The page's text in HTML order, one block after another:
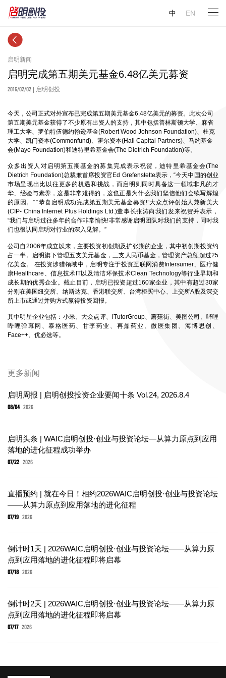
中 EN
启明新闻
启明完成第五期美元基金6.48亿美元募资
2016/02/02 | 启明创投
今天，公司正式对外宣布已完成第五期美元基金6.48亿美元的募资。此次公司
第五期美元基金获得了不少原有出资人的支持，其中包括普林斯顿大学、麻省
理工大学、罗伯特伍德约翰逊基金(Robert Wood Johnson Foundation)、杜克
大学、凯门资本(Commonfund)、霍尔资本(Hall Capital Partners)、马约基金
会(Mayo Foundation)和迪特里希基金会(The Dietrich Foundation)等。
众多出资人对启明第五期基金的募集完成表示祝贺，迪特里希基金会(The
Dietrich Foundation)总裁兼首席投资官Ed Grefenstette表示，“今天中国的创业
市场呈现出比以往更多的机遇和挑战，而启明则同时具备这一领域非凡的才
华、经验与素养，这是非常难得的，这也正是为什么我们坚信他们会续写辉煌
的原因。” “恭喜启明成功完成第五期美元基金募资!”大众点评创始人兼新美大
(CIP- China Internet Plus Holdings Ltd.)董事长张涛向我们发来祝贺并表示，
“我们与启明过往多年的合作非常愉快!非常感谢启明团队对我们的支持，同时我
们也很认同启明对行业的深入见解。”
公司自2006年成立以来，主要投资初创期及扩张期的企业，其中初创期投资约
占一半。启明旗下管理五支美元基金，三支人民币基金，管理资产总额超过25
亿美金。 在投资涉猎领域中，启明专注于投资互联网消费Intersumer、医疗健
康Healthcare、信息技术IT以及清洁环保技术Clean Technology等行业早期和
成长期的优秀企业。截止目前，启明已投资超过160家企业，其中有超过30家
分别在美国纽交所、纳斯达克、香港联交所、台湾柜买中心、上交所A股及深交
所上市或通过并购方式赢得投资回报。
其中明星企业包括：小米、大众点评、iTutorGroup、蘑菇街、美图公司、哔哩
哔哩弹幕网、泰格医药、甘李药业、再鼎药业、微医集团、海博思创、
Face++、优必选等。
更多新闻
启明周报 | 启明创投投资企业要闻十条 Vol.24, 2026.8.4
08/04 2026
启明头条 | WAIC启明创投·创业与投资论坛—从算力原点到应用
落地的进化征程成功举办
07/22 2026
直播预约 | 就在今日！相约2026WAIC启明创投·创业与投资论坛
——从算力原点到应用落地的进化征程
07/19 2026
倒计时1天 | 2026WAIC启明创投·创业与投资论坛——从算力原
点到应用落地的进化征程即将启幕
07/18 2026
倒计时2天 | 2026WAIC启明创投·创业与投资论坛——从算力原
点到应用落地的进化征程即将启幕
07/17 2026